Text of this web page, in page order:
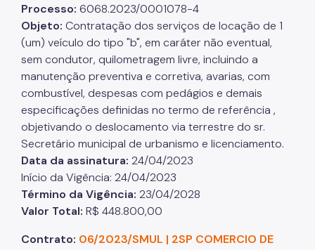
Processo: 6068.2023/0001078-4
Objeto: Contratação dos serviços de locação de 1
(um) veículo do tipo "b", em caráter não eventual,
sem condutor, quilometragem livre, incluindo a
manutenção preventiva e corretiva, avarias, com
combustível, despesas com pedágios e demais
especificações definidas no termo de referência ,
objetivando o deslocamento via terrestre do sr.
Secretário municipal de urbanismo e licenciamento.
Data da assinatura: 24/04/2023
Início da Vigência: 24/04/2023
Término da Vigência: 23/04/2028
Valor Total: R$ 448.800,00
Contrato: 06/2023/SMUL | 2SP COMERCIO DE